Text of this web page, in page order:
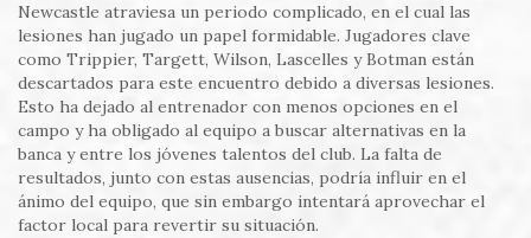
Newcastle atraviesa un periodo complicado, en el cual las
lesiones han jugado un papel formidable. Jugadores clave
como Trippier, Targett, Wilson, Lascelles y Botman están
descartados para este encuentro debido a diversas lesiones.
Esto ha dejado al entrenador con menos opciones en el
campo y ha obligado al equipo a buscar alternativas en la
banca y entre los jóvenes talentos del club. La falta de
resultados, junto con estas ausencias, podría influir en el
ánimo del equipo, que sin embargo intentará aprovechar el
factor local para revertir su situación.